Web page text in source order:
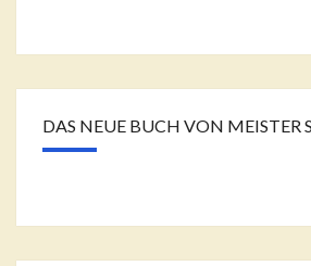
DAS NEUE BUCH VON MEISTER